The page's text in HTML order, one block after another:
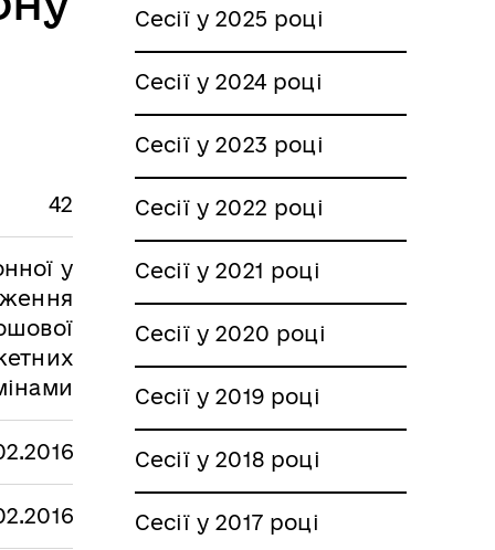
42
у
Сесії у 2025 році
Сесії у 2024 році
Сесії у 2023 році
Сесії у 2022 році
Сесії у 2021 році
Сесії у 2020 році
Сесії у 2019 році
Сесії у 2018 році
Сесії у 2017 році